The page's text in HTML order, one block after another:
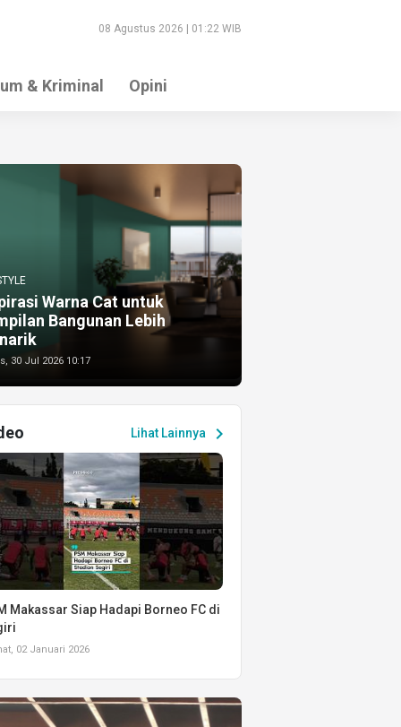
08 Agustus 2026 | 01:22 WIB
& Kriminal Opini
Warna Cat untuk
Bangunan Lebih
30 Jul 2026 10:17
Lihat Lainnya chevron_right
Makassar Siap Hadapi Borneo FC di
02 Januari 2026